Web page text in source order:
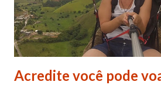
homens ingratos e como que reduzido
um só pecado, como dizem as
Acredite você pode